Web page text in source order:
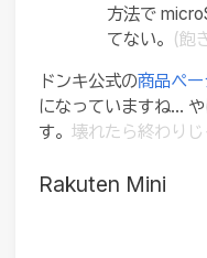
方法で
てない。 (飽
ドンキ公式の商品ペー
になっていますね…
す。 壊れたら終わりじ
Rakuten Mini